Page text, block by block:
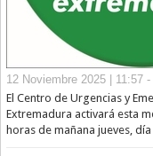
12 Noviembre 2025 | 11:57 -
El Centro de Urgencias y
Extremadura activará esta
horas de mañana jueves,